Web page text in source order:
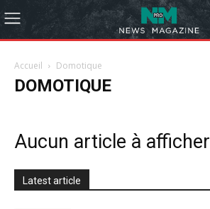
Accueil Domotique
DOMOTIQUE
Aucun article à afficher
Latest article